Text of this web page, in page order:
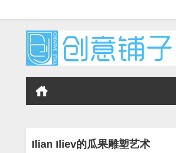
Ilian Iliev的瓜果雕塑艺术